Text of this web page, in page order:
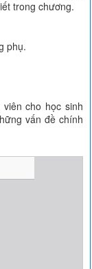
trong chương.
phụ.
cho học sinh
vấn đề chính